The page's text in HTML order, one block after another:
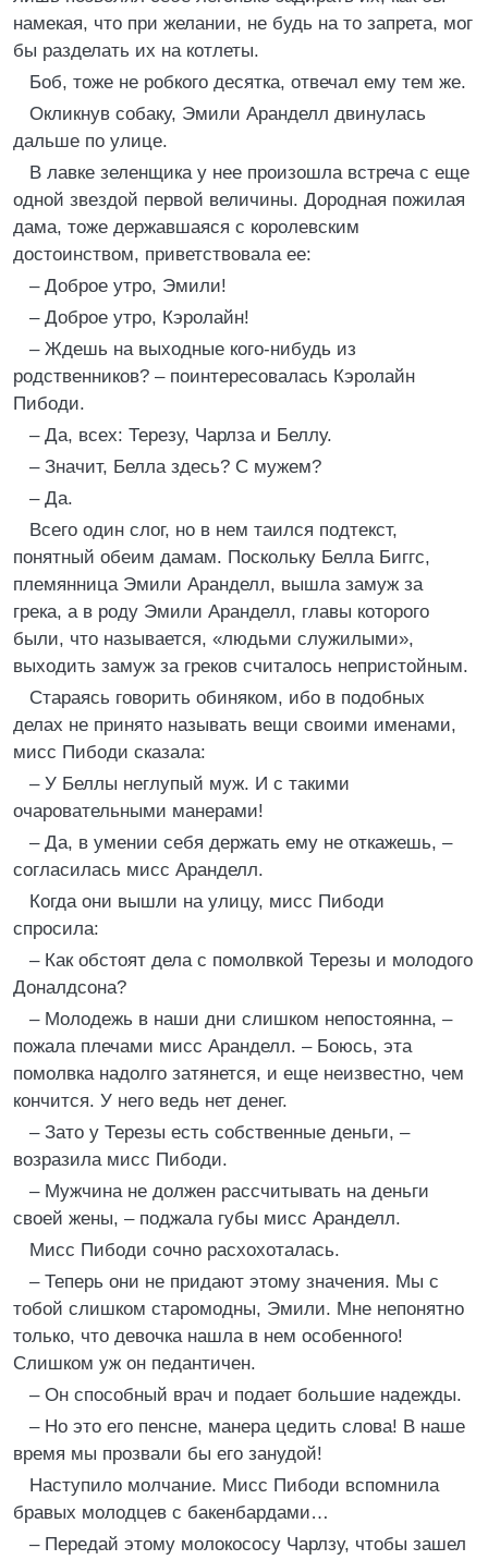
намекая, что при желании, не будь на то запрета, мог
бы разделать их на котлеты.
Боб, тоже не робкого десятка, отвечал ему тем же.
Окликнув собаку, Эмили Аранделл двинулась
дальше по улице.
В лавке зеленщика у нее произошла встреча с еще
одной звездой первой величины. Дородная пожилая
дама, тоже державшаяся с королевским
достоинством, приветствовала ее:
– Доброе утро, Эмили!
– Доброе утро, Кэролайн!
– Ждешь на выходные кого-нибудь из
родственников? – поинтересовалась Кэролайн
Пибоди.
– Да, всех: Терезу, Чарлза и Беллу.
– Значит, Белла здесь? С мужем?
– Да.
Всего один слог, но в нем таился подтекст,
понятный обеим дамам. Поскольку Белла Биггс,
племянница Эмили Аранделл, вышла замуж за
грека, а в роду Эмили Аранделл, главы которого
были, что называется, «людьми служилыми»,
выходить замуж за греков считалось непристойным.
Стараясь говорить обиняком, ибо в подобных
делах не принято называть вещи своими именами,
мисс Пибоди сказала:
– У Беллы неглупый муж. И с такими
очаровательными манерами!
– Да, в умении себя держать ему не откажешь, –
согласилась мисс Аранделл.
Когда они вышли на улицу, мисс Пибоди
спросила:
– Как обстоят дела с помолвкой Терезы и молодого
Доналдсона?
– Молодежь в наши дни слишком непостоянна, –
пожала плечами мисс Аранделл. – Боюсь, эта
помолвка надолго затянется, и еще неизвестно, чем
кончится. У него ведь нет денег.
– Зато у Терезы есть собственные деньги, –
возразила мисс Пибоди.
– Мужчина не должен рассчитывать на деньги
своей жены, – поджала губы мисс Аранделл.
Мисс Пибоди сочно расхохоталась.
– Теперь они не придают этому значения. Мы с
тобой слишком старомодны, Эмили. Мне непонятно
только, что девочка нашла в нем особенного!
Слишком уж он педантичен.
– Он способный врач и подает большие надежды.
– Но это его пенсне, манера цедить слова! В наше
время мы прозвали бы его занудой!
Наступило молчание. Мисс Пибоди вспомнила
бравых молодцев с бакенбардами…
– Передай этому молокососу Чарлзу, чтобы зашел